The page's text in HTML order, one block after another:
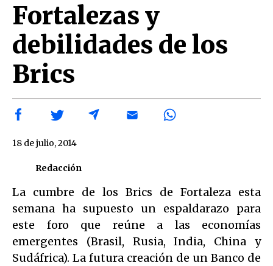
Fortalezas y
debilidades de los
Brics
Redacción
18 de julio, 2014
La cumbre de los Brics de Fortaleza esta
semana ha supuesto un espaldarazo para
este foro que reúne a las economías
emergentes (Brasil, Rusia, India, China y
Sudáfrica). La futura creación de un Banco de